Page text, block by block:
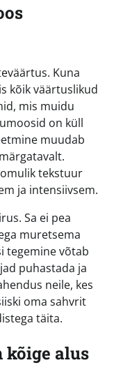
Kuna
kõik väärtuslikud
mis muidu
on küll
muudab
tekstuur
ja intensiivsem.
Sa ei pea
muretsema
tegemine võtab
puhastada ja
neile, kes
oma sahvrit
täita.
kõige alus